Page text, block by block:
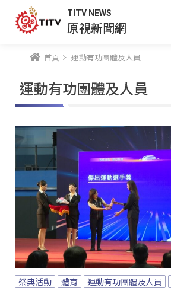
TITV NEWS
原視新聞網
首頁 運動有功團體及人員
運動有功團體及人員
祭典活動 體育 運動有功團體及人員